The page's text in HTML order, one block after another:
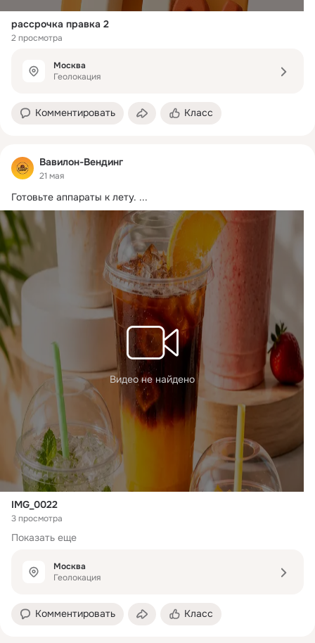
рассрочка правка 2
2 просмотра
Москва
Геолокация
Комментировать Класс
Вавилон-Вендинг
21 мая
Готовьте аппараты к лету. ...
Видео не найдено
IMG_0022
3 просмотра
Показать еще
Москва
Геолокация
Комментировать Класс